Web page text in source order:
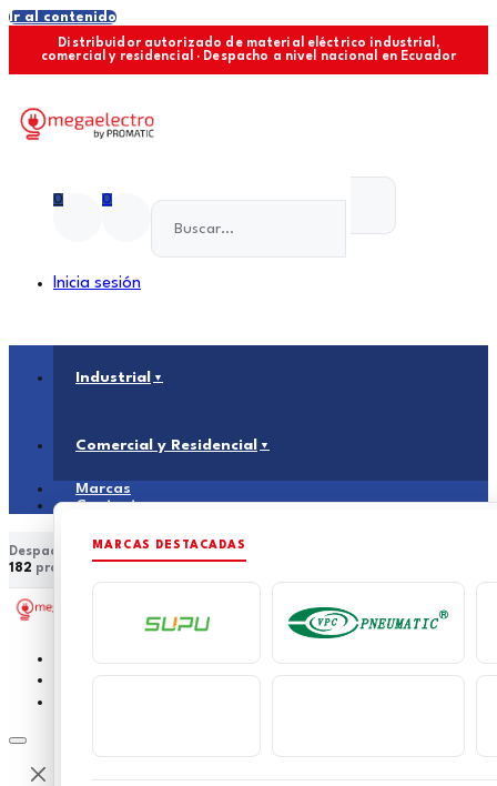
Ir al contenido
Distribuidor autorizado de material eléctrico industrial,
comercial y residencial · Despacho a nivel nacional en Ecuador
0 0
Inicia sesión
Industrial
Comercial y Residencial
Marcas
MARCAS DESTACADAS
Contacto
Despacho a nivel nacional Asesoría técnica especializada
182 productos en catálogo